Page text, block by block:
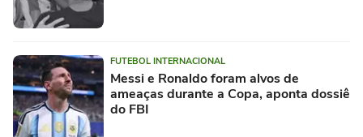
FUTEBOL INTERNACIONAL
Messi e Ronaldo foram alvos de
ameaças durante a Copa, aponta dossiê
do FBI